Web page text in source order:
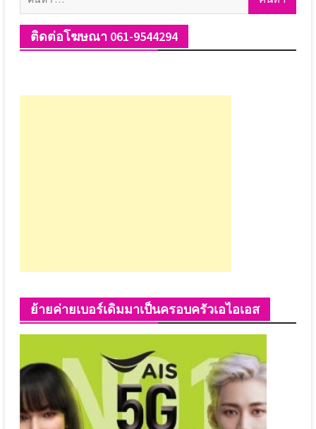
ติดต่อโฆษณา 061-9544294
ย้ายค่ายเบอร์เดิมมาเป็นครอบครัวเอไอเอส